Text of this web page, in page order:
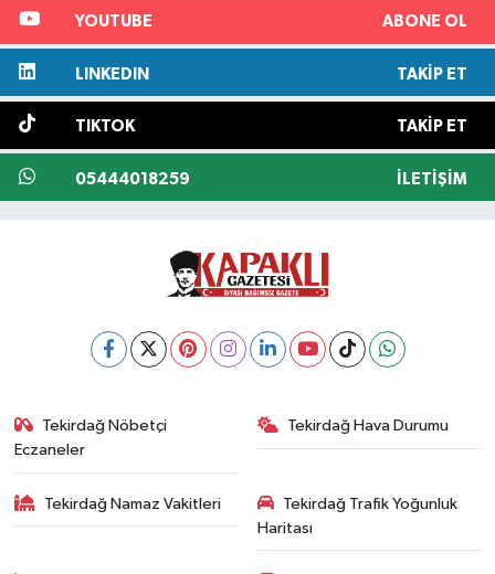
YOUTUBE ABONE OL
LINKEDIN TAKIP ET
TIKTOK TAKIP ET
05444018259 İLETIŞIM
Tekirdağ Nöbetçi
Eczaneler
Tekirdağ Hava Durumu
Tekirdağ Namaz Vakitleri
Tekirdağ Trafik Yoğunluk
Haritası